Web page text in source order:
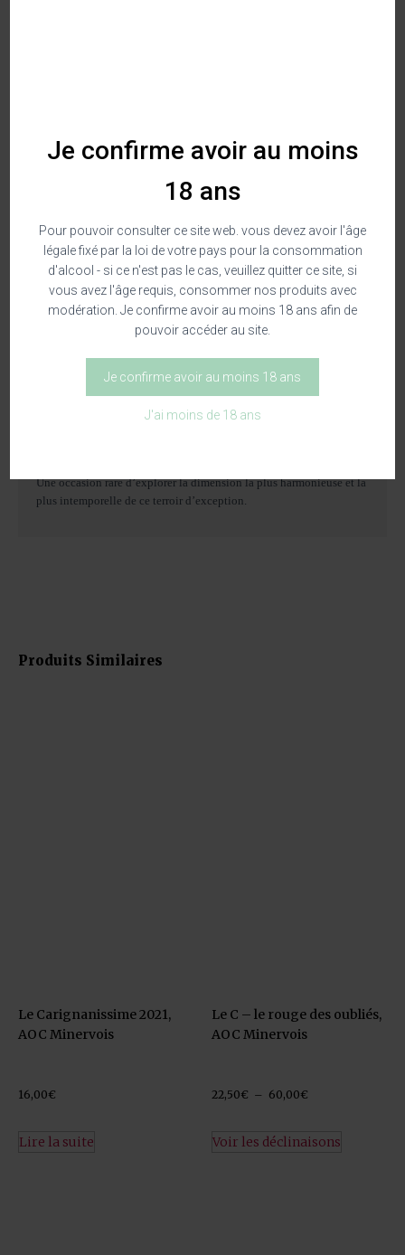
Je confirme avoir au moins
18 ans
Pour pouvoir consulter ce site web. vous devez avoir l'âge
légale fixé par la loi de votre pays pour la consommation
d'alcool - si ce n'est pas le cas, veuillez quitter ce site, si
vous avez l'âge requis, consommer nos produits avec
modération. Je confirme avoir au moins 18 ans afin de
pouvoir accéder au site.
Je confirme avoir au moins 18 ans
J'ai moins de 18 ans
Produits Similaires
Le Carignanissime 2021,
AOC Minervois
16,00€
Lire la suite
Le C – le rouge des oubliés,
AOC Minervois
22,50€ – 60,00€
Voir les déclinaisons
Catégorie Vins Rouges
Description
Description
Le Clos Centeilles délivre ici son interprétation du Cru La
2013 – 2007 – 2004 – 2002 – 1998 – 1992
Une occasion rare d’explorer la dimension la plus harmonieuse et la
plus intemporelle de ce terroir d’exception.